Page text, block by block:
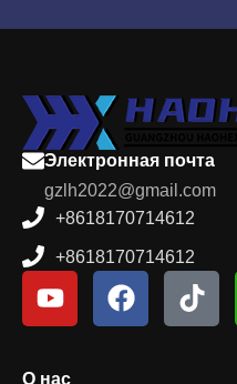
Электронная почта
gzlh2022@gmail.com
+8618170714612
+8618170714612
О нас